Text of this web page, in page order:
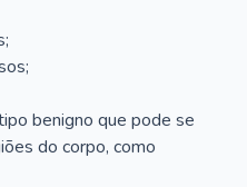
benigno que pode se
do corpo, como